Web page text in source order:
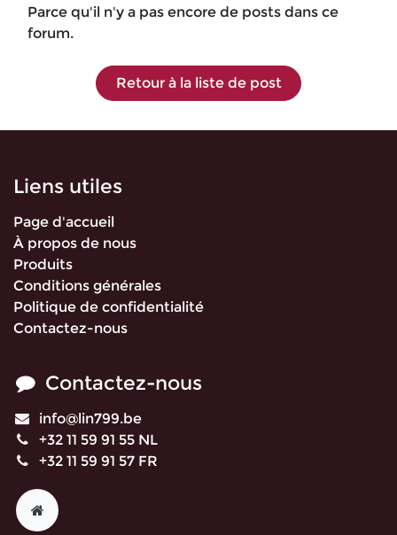
Parce qu'il n'y a pas encore de posts dans ce
forum.
Retour à la liste de post
Liens utiles
Page d'accueil
À propos de nous
Produits
Conditions générales
Politique de confidentialité
Contactez-nous
Contactez-nous
info@lin799.be
+32 11 59 91 55 NL
+32 11 59 91 57 FR